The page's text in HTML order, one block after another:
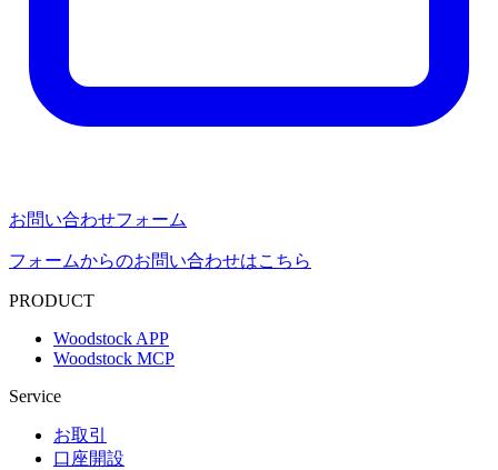
お問い合わせフォーム
フォームからのお問い合わせはこちら
PRODUCT
Woodstock APP
Woodstock MCP
Service
お取引
口座開設